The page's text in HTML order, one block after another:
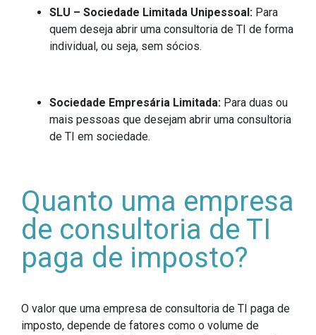
SLU – Sociedade Limitada Unipessoal: Para
quem deseja abrir uma consultoria de TI de forma
individual, ou seja, sem sócios.
Sociedade Empresária Limitada: Para duas ou
mais pessoas que desejam abrir uma consultoria
de TI em sociedade.
Quanto uma empresa
de consultoria de TI
paga de imposto?
O valor que uma empresa de consultoria de TI paga de
imposto, depende de fatores como o volume de